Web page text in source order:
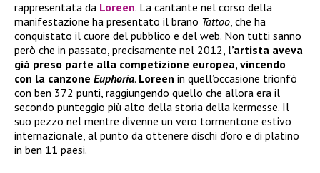
rappresentata da Loreen. La cantante nel corso della
manifestazione ha presentato il brano Tattoo, che ha
conquistato il cuore del pubblico e del web. Non tutti sanno
però che in passato, precisamente nel 2012, l’artista aveva
già preso parte alla competizione europea, vincendo
con la canzone Euphoria. Loreen in quell’occasione trionfò
con ben 372 punti, raggiungendo quello che allora era il
secondo punteggio più alto della storia della kermesse. Il
suo pezzo nel mentre divenne un vero tormentone estivo
internazionale, al punto da ottenere dischi d’oro e di platino
in ben 11 paesi.